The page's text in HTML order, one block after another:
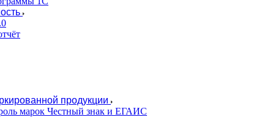
продукции
марок Честный знак и ЕГАИС